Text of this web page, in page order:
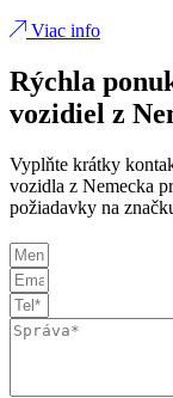
Viac info
Rýchla
vozidiel z
Vyplňte krátky
vozidla z Nemecka
požiadavky na